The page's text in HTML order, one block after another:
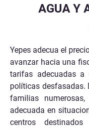
AGUA Y
Yepes adecua el
avanzar hacia una
tarifas adecuadas a
políticas desfasadas.
familias
adecuada en
centros